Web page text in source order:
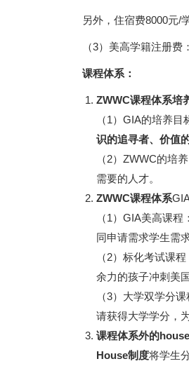
另外，住宿费8000元/
（3）美高学籍注册费
课程体系：
ZWWC课程体系培
（1）GIA的培养
识的追寻者、价值
（2）ZWWC的培
需要的人才。
ZWWC课程体系
（1）GIA美高课
同申请需求学生需
（2）标化考试课
余力的孩子冲刺美
（3）大学双学分
请获得大学学分，
课程体系外的
House制度将学生